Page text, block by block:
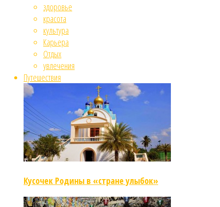
здоровье
красота
культура
Карьера
Отдых
увлечения
Путешествия
Кусочек Родины в «стране улыбок»